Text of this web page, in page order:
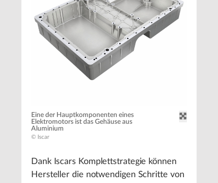
Eine der Hauptkomponenten eines
Elektromotors ist das Gehäuse aus
Aluminium
© Iscar
Dank Iscars Komplettstrategie können
Hersteller die notwendigen Schritte von